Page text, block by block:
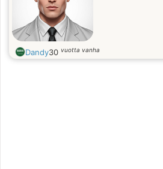
Dandy30 vuotta vanha